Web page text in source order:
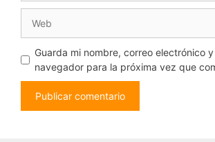
Guarda mi nombre, correo electrónico
navegador para la próxima vez que